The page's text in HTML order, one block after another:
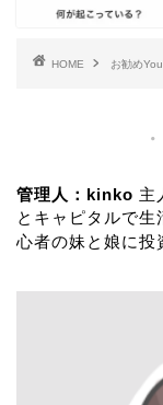
HOME お勧め
管理人：kinko 主
とキャピタルで
心者の妹と娘に